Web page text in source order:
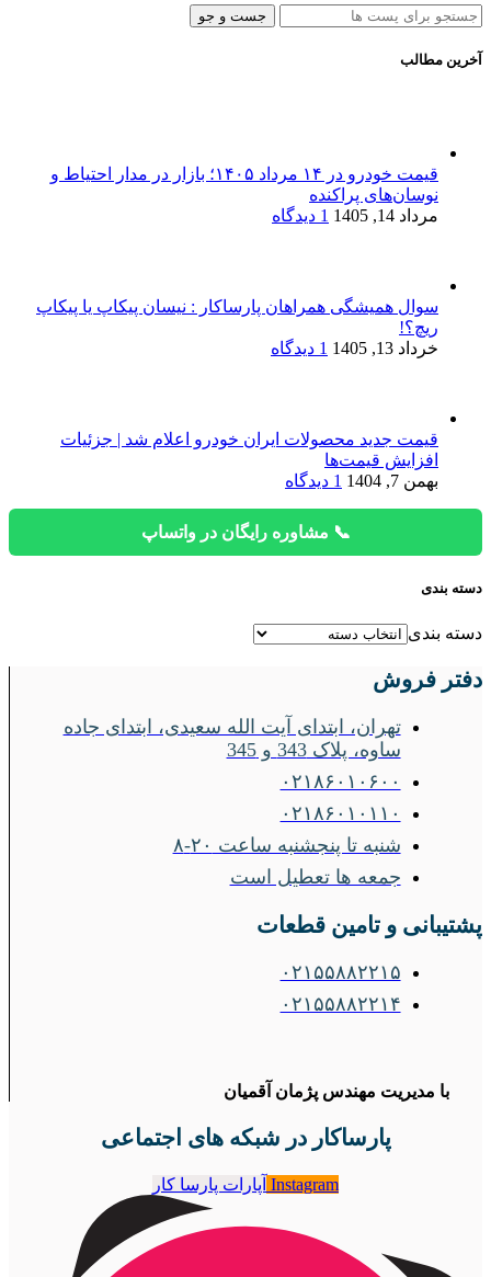
جست و جو
آخرین مطالب
قیمت خودرو در ۱۴ مرداد ۱۴۰۵؛ بازار در مدار احتیاط و
نوسان‌های پراکنده
مرداد 14, 1405
1 دیدگاه
سوال همیشگی همراهان پارساکار : نیسان پیکاپ یا پیکاپ
ریچ؟!
خرداد 13, 1405
1 دیدگاه
قیمت جدید محصولات ایران خودرو اعلام شد | جزئیات
افزایش قیمت‌ها
بهمن 7, 1404
1 دیدگاه
📞 مشاوره رایگان در واتساپ
دسته بندی
دسته بندی
دفتر فروش
تهران، ابتدای آیت الله سعیدی، ابتدای جاده
ساوه، پلاک 343 و 345
۰۲۱۸۶۰۱۰۶۰۰
۰۲۱۸۶۰۱۰۱۱۰
شنبه تا پنجشنبه ساعت ۲۰-۸
جمعه ها تعطیل است
پشتیبانی و تامین قطعات
۰۲۱۵۵۸۸۲۲۱۵
۰۲۱۵۵۸۸۲۲۱۴
با مدیریت مهندس پژمان آقمیان
پارساکار در شبکه های اجتماعی
Instagram آپارات پارسا کار